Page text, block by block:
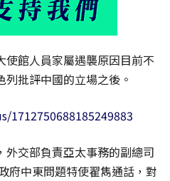
使館人員家屬遇襲原因目前不
批評中國的立場之後。
外交部負責亞太事務的副總司
府中東問題特使翟雋通話，對